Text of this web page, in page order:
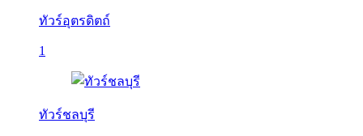
ทัวร์อุตรดิตถ์
1
ทัวร์ชลบุรี